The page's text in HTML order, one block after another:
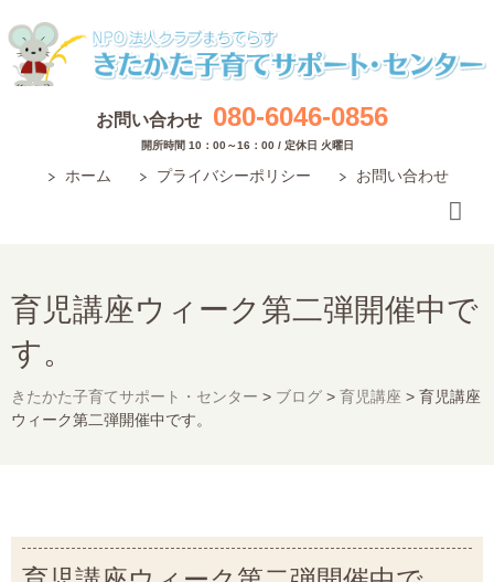
お問い合わせ 080-6046-0856
開所時間 10：00～16：00 / 定休日 火曜日
ホーム プライバシーポリシー お問い合わせ
育児講座ウィーク第二弾開催中で
す。
きたかた子育てサポート・センター > ブログ > 育児講座 > 育児講座
ウィーク第二弾開催中です。